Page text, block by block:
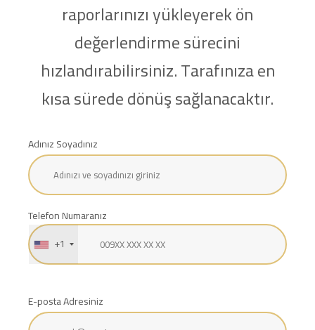
raporlarınızı yükleyerek ön
değerlendirme sürecini
hızlandırabilirsiniz. Tarafınıza en
kısa sürede dönüş sağlanacaktır.
Adınız Soyadınız
Telefon Numaranız
+1
E-posta Adresiniz